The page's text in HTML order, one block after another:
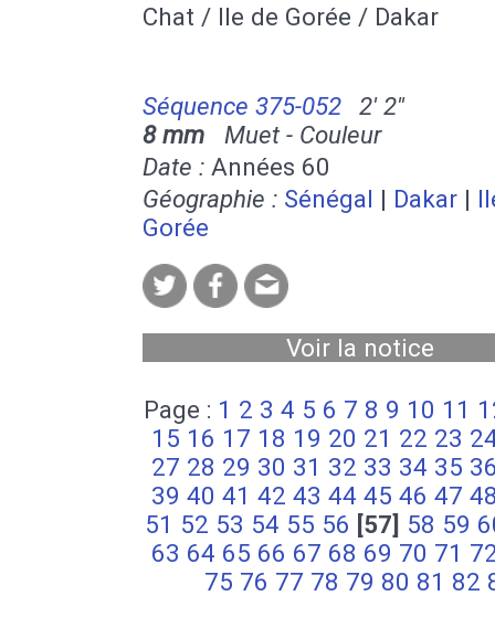
Chat / Ile de Gorée / Dakar
Séquence 375-052
2' 2''
8 mm Muet - Couleur
Date : Années 60
Géographie : Sénégal | Dakar |
Gorée
Voir la notice
Page : 1 2 3 4 5 6 7 8 9 10 11
15 16 17 18 19 20 21 22 23
27 28 29 30 31 32 33 34 35
39 40 41 42 43 44 45 46 47
51 52 53 54 55 56 [57] 58 59
63 64 65 66 67 68 69 70 71
75 76 77 78 79 80 81 82